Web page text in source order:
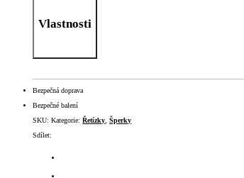
Vlastnosti
Bezpečná doprava
Bezpečné balení
SKU:Kategorie:Řetízky,Šperky
Sdílet: